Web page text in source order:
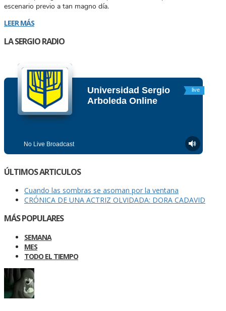
escenario previo a tan magno día.
LEER MÁS
LA SERGIO RADIO
ÚLTIMOS ARTICULOS
Cuando las sombras se asoman por la ventana
CRÓNICA DE UNA ACTRIZ OLVIDADA: DORA CADAVID
MÁS POPULARES
SEMANA
MES
TODO EL TIEMPO